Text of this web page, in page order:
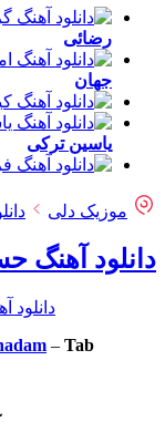
رضائی
جهان
یاسین ترکی
موزیک دلی
دانلود آهنگ
دانلود
– Tab